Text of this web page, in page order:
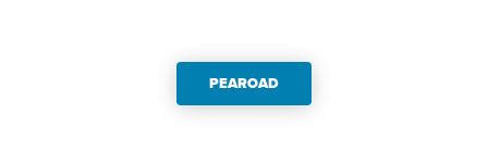
PEAROAD